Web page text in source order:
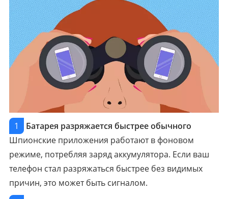
1
Батарея разряжается быстрее обычного
Шпионские приложения работают в фоновом
режиме, потребляя заряд аккумулятора. Если ваш
телефон стал разряжаться быстрее без видимых
причин, это может быть сигналом.